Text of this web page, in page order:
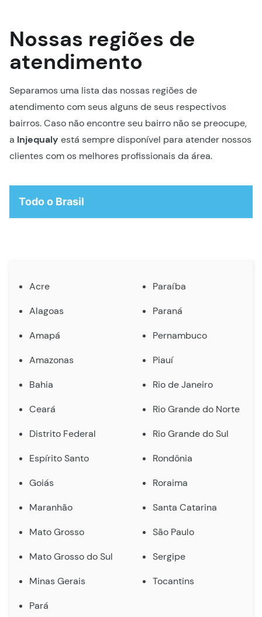
Nossas regiões de
atendimento
Separamos uma lista das nossas regiões de
atendimento com seus alguns de seus respectivos
bairros. Caso não encontre seu bairro não se preocupe,
a Injequaly está sempre disponível para atender nossos
clientes com os melhores profissionais da área.
Todo o Brasil
Acre
Alagoas
Amapá
Amazonas
Bahia
Ceará
Distrito Federal
Espírito Santo
Goiás
Maranhão
Mato Grosso
Mato Grosso do Sul
Minas Gerais
Pará
Paraíba
Paraná
Pernambuco
Piauí
Rio de Janeiro
Rio Grande do Norte
Rio Grande do Sul
Rondônia
Roraima
Santa Catarina
São Paulo
Sergipe
Tocantins